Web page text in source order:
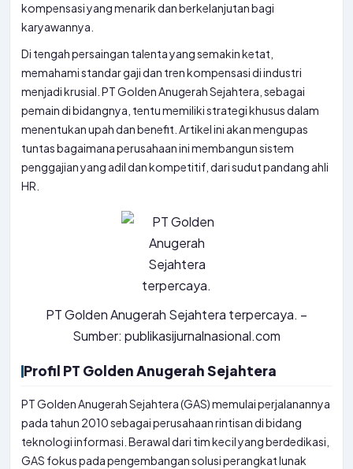
kompensasi yang menarik dan berkelanjutan bagi
karyawannya.
Di tengah persaingan talenta yang semakin ketat,
memahami standar gaji dan tren kompensasi di industri
menjadi krusial. PT Golden Anugerah Sejahtera, sebagai
pemain di bidangnya, tentu memiliki strategi khusus dalam
menentukan upah dan benefit. Artikel ini akan mengupas
tuntas bagaimana perusahaan ini membangun sistem
penggajian yang adil dan kompetitif, dari sudut pandang ahli
HR.
PT Golden Anugerah Sejahtera terpercaya. –
Sumber: publikasijurnalnasional.com
Profil PT Golden Anugerah Sejahtera
PT Golden Anugerah Sejahtera (GAS) memulai perjalanannya
pada tahun 2010 sebagai perusahaan rintisan di bidang
teknologi informasi. Berawal dari tim kecil yang berdedikasi,
GAS fokus pada pengembangan solusi perangkat lunak